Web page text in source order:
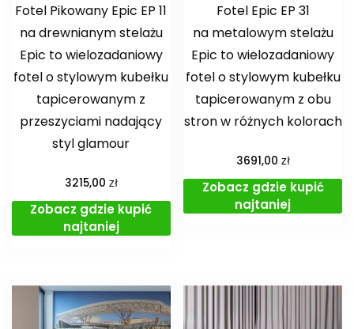
Fotel Pikowany Epic EP 11
na drewnianym stelażu
Epic to wielozadaniowy
fotel o stylowym kubełku
tapicerowanym z
przeszyciami nadający
styl glamour
3215,00 zł
Zobacz gdzie kupić
najtaniej
Fotel Epic EP 31
na metalowym stelażu
Epic to wielozadaniowy
fotel o stylowym kubełku
tapicerowanym z obu
stron w różnych kolorach
3691,00 zł
Zobacz gdzie kupić
najtaniej